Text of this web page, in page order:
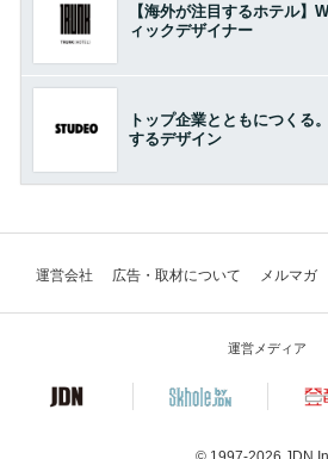
【海外が注目するホテル】
ィックデザイナー
トップ企業とともにつくる
するデザイン
運営会社 広告・取材について メルマガ
運営メディア